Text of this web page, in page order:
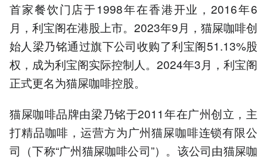
首家餐饮门店于1998年在香港开业，2016年6
月，利宝阁在港股上市。2023年9月，猫屎咖啡创
始人梁乃铭通过旗下公司收购了利宝阁51.13%股
权，成为利宝阁实际控制人。2024年3月，利宝阁
正式更名为猫屎咖啡控股。
猫屎咖啡品牌由梁乃铭于2011年在广州创立，主
打精品咖啡，运营方为广州猫屎咖啡连锁有限公
司（下称“广州猫屎咖啡公司”）。该公司由猫屎咖